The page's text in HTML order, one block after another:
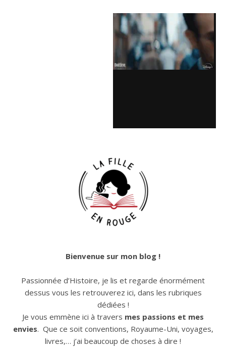
Bienvenue sur mon blog !
Passionnée d’Histoire, je lis et regarde énormément
dessus vous les retrouverez ici, dans les rubriques
dédiées !
Je vous emmène ici à travers mes passions et mes
envies. Que ce soit conventions, Royaume-Uni, voyages,
livres,… j’ai beaucoup de choses à dire !